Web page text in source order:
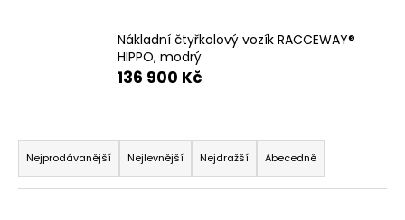
Nákladní čtyřkolový vozík RACCEWAY®
HIPPO, modrý
136 900 Kč
Ř
a
z
Nejprodávanější Nejlevnější Nejdražší Abecedně
HLEDAT